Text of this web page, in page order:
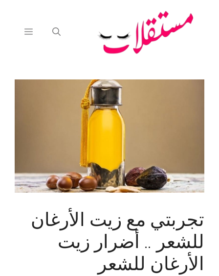
القائمة
تجربتي مع زيت الأرغان
للشعر .. أضرار زيت
الأرغان للشعر